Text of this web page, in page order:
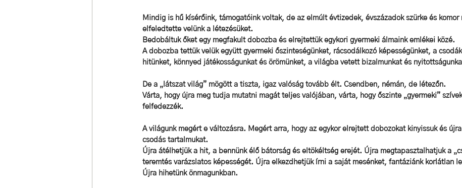
Mindig is hű kísérőink, támogatóink voltak, de az elmúlt évtizedek, évszázadok szürke és komor
elfeledtette velünk a létezésüket.
Bedobáltuk őket egy megfakult dobozba és elrejtettük egykori gyermeki álmaink emlékei közé.
A dobozba tettük velük együtt gyermeki őszinteségünket, rácsodálkozó képességünket, a
hitünket, könnyed játékosságunkat és örömünket, a világba vetett bizalmunkat és
De a „látszat világ” mögött a tiszta, igaz valóság tovább élt. Csendben, némán, de létezőn.
Várta, hogy újra meg tudja mutatni magát teljes valójában, várta, hogy őszinte „gyermeki”
felfedezzék.
A világunk megért e változásra. Megért arra, hogy az egykor elrejtett dobozokat kinyissuk és
csodás tartalmukat.
Újra átélhetjük a hit, a bennünk élő bátorság és eltökéltség erejét. Újra megtapasztalhatjuk a
teremtés varázslatos képességét. Újra elkezdhetjük írni a saját mesénket, fantáziánk korlátlan
Újra hihetünk önmagunkban.